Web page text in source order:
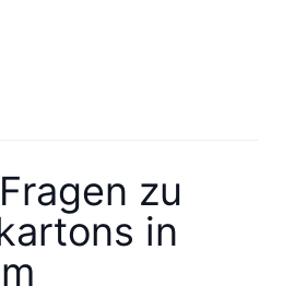
zu
in